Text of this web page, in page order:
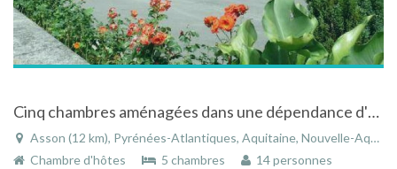
Cinq chambres aménagées dans une dépendance d'une ferme dans les Pyrénées
Asson (12 km), Pyrénées-Atlantiques, Aquitaine, Nouvelle-Aquitaine, France
Chambre d'hôtes
5 chambres 14 personnes